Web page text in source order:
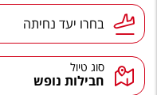
מלונות באילת
טיולים מאורגנים
סגנונות טיול
יעד נחיתהבחרו יעד נחיתה
סוג טיול
חבילות נופש